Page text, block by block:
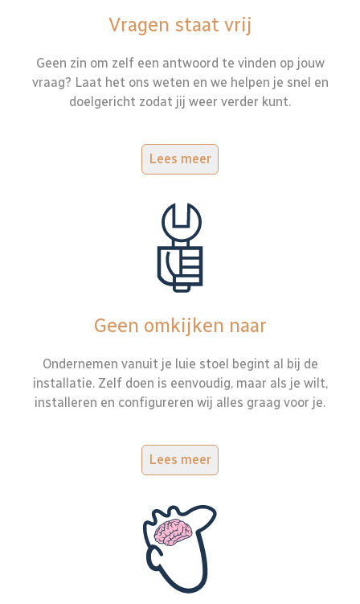
Vragen staat vrij
Geen zin om zelf een antwoord te vinden op jouw
vraag? Laat het ons weten en we helpen je snel en
doelgericht zodat jij weer verder kunt.
Lees meer
Geen omkijken naar
Ondernemen vanuit je luie stoel begint al bij de
installatie. Zelf doen is eenvoudig, maar als je wilt,
installeren en configureren wij alles graag voor je.
Lees meer